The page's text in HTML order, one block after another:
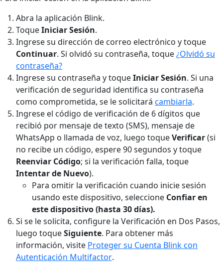
Abra la aplicación Blink.
ToqueIniciar Sesión.
Ingrese su dirección de correo electrónico y toque
Continuar. Si olvidó su contraseña, toque¿Olvidó su
contraseña?
Ingrese su contraseña y toqueIniciar Sesión. Si una
verificación de seguridad identifica su contraseña
como comprometida, se le solicitará cambiarla.
Ingrese el código de verificación de 6 dígitos que
recibió por mensaje de texto (SMS), mensaje de
WhatsApp o llamada de voz, luego toqueVerificar(si
no recibe un código, espere 90 segundos y toque
Reenviar Código; si la verificación falla, toque
Intentar de Nuevo).
Para omitir la verificación cuando inicie sesión
usando este dispositivo, seleccione Confiar en
este dispositivo (hasta 30 días).
Si se le solicita, configure la Verificación en Dos Pasos,
luego toqueSiguiente. Para obtener más
información, visite Proteger su Cuenta Blink con
Autenticación Multifactor.